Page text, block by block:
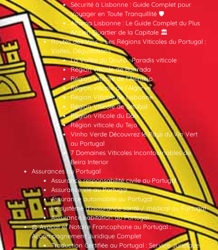
Sécurité à Lisbonne : Guide Complet pour
Voyager en Toute Tranquillité 🛡️
Alfama Lisbonne : Le Guide Complet du Plus
Ancien Quartier de la Capitale 🏛️
Routes des Vins – Les Régions Viticoles du Portugal :
Visites, Dégustations
La Vallée du Douro : Paradis viticole
Région viticole de Bairrada
Région Viticole de l’Alentejo
Région viticole de l’Algarve
Région Viticole de Lisbonne
Région Viticole de Setúbal
Région Viticole du Dão
Région viticole du Tejo
Vinho Verde Découvrez le Pays du Vin Vert
au Portugal
7 Domaines Viticoles Incontournables de
Beira Interior
Assurances au Portugal
Assurance responsabilité civile au Portugal
Assurance vie au Portugal
Assurance automobile au Portugal
Le système d’assurance santé / médical au Portugal
Assurance habitation au Portugal
⚖️ Avocat et Notaire Francophone au Portugal :
Accompagnement Juridique Complet
Traduction Certifiée au Portugal : Service Juridique